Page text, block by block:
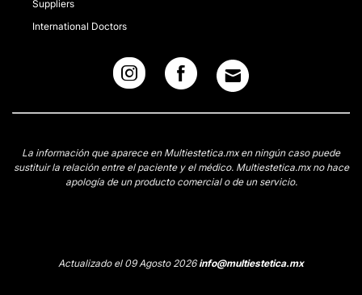
Suppliers
International Doctors
La información que aparece en Multiestetica.mx en ningún caso puede
sustituir la relación entre el paciente y el médico. Multiestetica.mx no hace
apología de un producto comercial o de un servicio.
Actualizado el 09 Agosto 2026info@multiestetica.mx